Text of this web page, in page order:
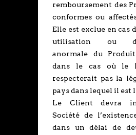
remboursement des
conformes ou
Elle est exclue en cas
utilisation ou
anormale du
dans le cas où le
respecterait pas la
pays dans lequel il est
Le Client devra
Société de
dans un délai de